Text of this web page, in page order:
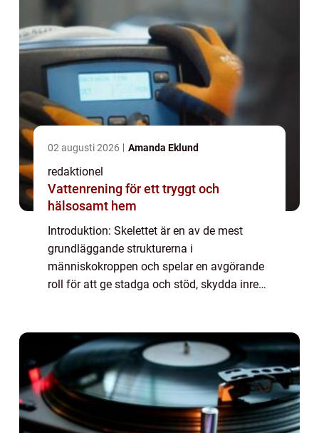
02 augusti 2026 Amanda Eklund
redaktionel
Vattenrening för ett tryggt och
hälsosamt hem
Introduktion: Skelettet är en av de mest
grundläggande strukturerna i
människokroppen och spelar en avgörande
roll för att ge stadga och stöd, skydda inre
genomgång av fakta...